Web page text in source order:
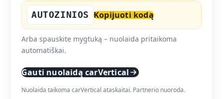
AUTOZINIOS Kopijuoti kodą
Arba spauskite mygtuką – nuolaida pritaikoma
automatiškai.
Gauti nuolaidą carVertical
Nuolaida taikoma carVertical ataskaitai. Partnerio nuoroda.